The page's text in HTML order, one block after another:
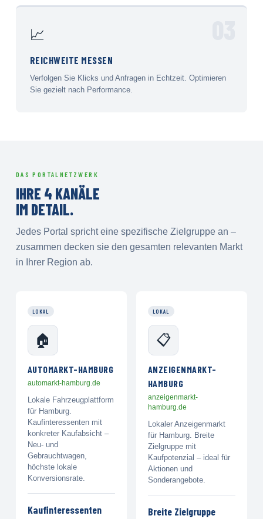
📈
REICHWEITE MESSEN
Verfolgen Sie Klicks und Anfragen in Echtzeit. Optimieren
Sie gezielt nach Performance.
DAS PORTALNETZWERK
IHRE 4 KANÄLE
IM DETAIL.
Jedes Portal spricht eine spezifische Zielgruppe an –
zusammen decken sie den gesamten relevanten Markt
in Ihrer Region ab.
LOKAL
🏠
AUTOMARKT-HAMBURG
automarkt-hamburg.de
Lokale Fahrzeugplattform
für Hamburg.
Kaufinteressenten mit
konkreter Kaufabsicht –
Neu- und
Gebrauchtwagen,
höchste lokale
Konversionsrate.
Kaufinteressenten
LOKAL
📋
ANZEIGENMARKT-
HAMBURG
anzeigenmarkt-
hamburg.de
Lokaler Anzeigenmarkt
für Hamburg. Breite
Zielgruppe mit
Kaufpotenzial – ideal für
Aktionen und
Sonderangebote.
Breite Zielgruppe